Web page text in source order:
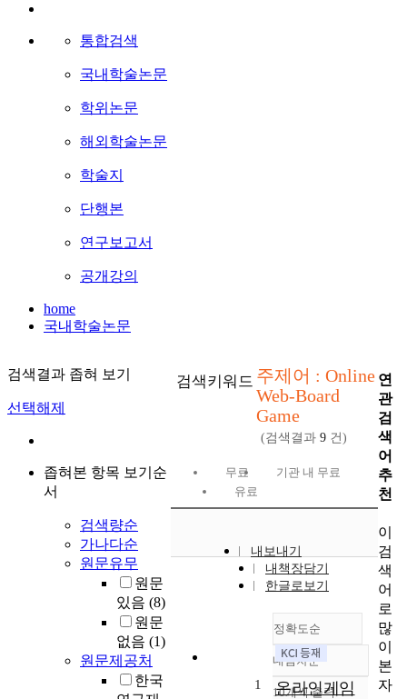
통합검색
국내학술논문
학위논문
해외학술논문
학술지
단행본
연구보고서
공개강의
home
국내학술논문
검색결과 좁혀 보기
선택해제
좁혀본 항목 보기순
서
검색량순
가나다순
원문유무
원문
있음 (8)
원문
없음 (1)
원문제공처
한국
검색키워드 주제어 : Online
Web-Board
Game
(검색결과 9 건)
무료
기관 내 무료
유료
내보내기
내책장담기
한글로보기
정확도순
정확도
순
내림차순
10개씩 출력
1
온라인게임
연
관
검
색
어
추
천
이
검
색
어
로
많
이
본
자